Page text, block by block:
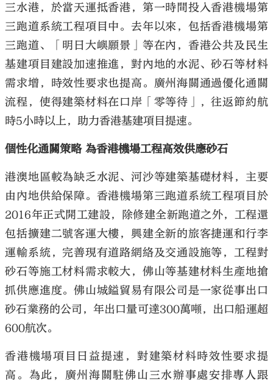
三水港，於當天運抵香港，第一時間投入香港機場第
三跑道系統工程項目中。去年以來，包括香港機場第
三跑道、「明日大嶼願景」等在內，香港公共及民生
基建項目建設加速推進，對內地的水泥、砂石等材料
需求增，時效性要求也提高。廣州海關通過優化通關
流程，使得建築材料在口岸「零等待」，往返節約航
時5小時以上，助力香港基建項目提速。
個性化通關策略 為香港機場工程高效供應砂石
港澳地區較為缺乏水泥、河沙等建築基礎材料，主要
由內地供給保障。香港機場第三跑道系統工程項目於
2016年正式開工建設，除修建全新跑道之外，工程還
包括擴建二號客運大樓，興建全新的旅客捷運和行李
運輸系統，完善現有道路網絡及交通設施等，工程對
砂石等施工材料需求較大，佛山等基建材料生產地搶
抓供應進度。佛山城鎰貿易有限公司是一家從事出口
砂石業務的公司，年出口量可達300萬噸，出口船運超
600航次。
香港機場項目日益提速，對建築材料時效性要求提
高。為此，廣州海關駐佛山三水辦事處安排專人跟